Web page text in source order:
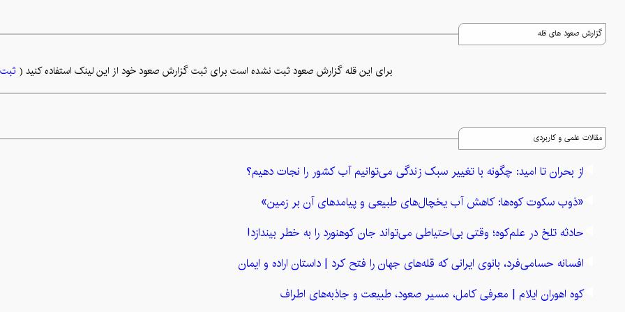
گزارش صعود های قله
برای این قله گزارش صعود ثبت نشده است برای ثبت گزارش صعود خود از این لینک استفاده کنید (
مقالات علمی و کاربردی
از بحران تا امید: چگونه با تغییر سبک زندگی می‌توانیم آب کشور را نجات دهیم؟
«ذوب سکوت کوه‌ها: کاهش آب یخچال‌های طبیعی و پیامدهای آن بر زمین»
حادثه تلخ در علم‌کوه؛ وقتی بی‌احتیاطی می‌تواند جان کوهنورد را به خطر بیندازد!
افسانه حسامی‌فرد، بانوی ایرانی که قله‌های جهان را فتح کرد | داستان اراده و ایمان
کوه اهوران ایلام | معرفی کامل، مسیر صعود، طبیعت و جاذبه‌های اطراف